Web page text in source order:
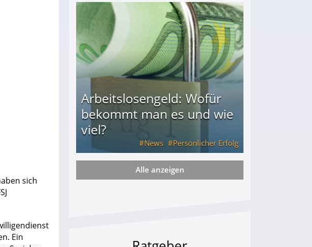
sich
Ein
Arbeitslosengeld: Wofür
bekommt man es und wie
viel?
News Persönlicher Erfolg
man es und wie viel?
Alle anzeigen